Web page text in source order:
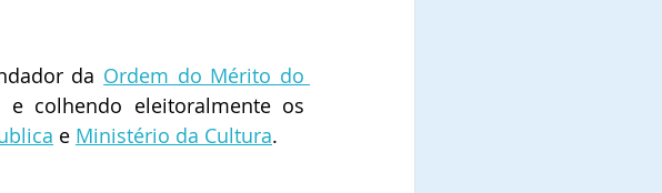
da Ordem do Mérito do
e colhendo eleitoralmente os
e Ministério da Cultura.